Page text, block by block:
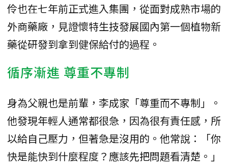
伶也在七年前正式進入集團，從面對成熟市場的
外商藥廠，見證懷特生技發展國內第一個植物新
藥從研發到拿到健保給付的過程。
循序漸進 尊重不專制
身為父親也是前輩，李成家「尊重而不專制」。
他發現年輕人通常都很急，因為很有責任感，所
以給自己壓力，但著急是沒用的。他常說：「你
快是能快到什麼程度？應該先把問題看清楚。」